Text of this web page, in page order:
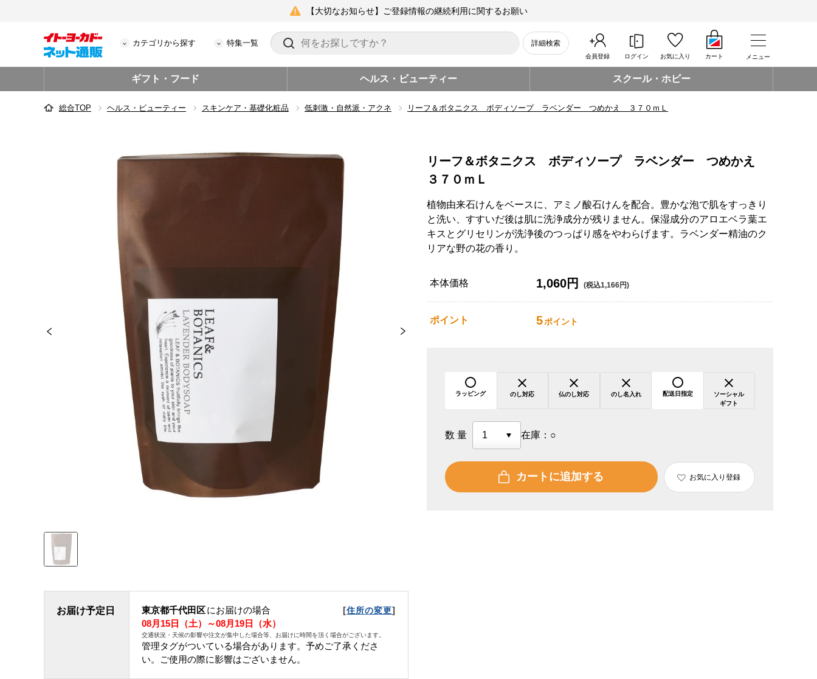
【大切なお知らせ】ご登録情報の継続利用に関するお願い
カテゴリから探す 特集一覧 詳細検索
会員登録 ログイン お気に入り カート メニュー
ギフト・フード ヘルス・ビューティー スクール・ホビー
総合TOP ヘルス・ビューティー スキンケア・基礎化粧品 低刺激・自然派・アクネ リーフ＆ボタニクス ボディソープ ラベンダー つめかえ ３７０ｍＬ
お届け予定日 東京都千代田区にお届けの場合 [住所の変更]
08月15日（土）～08月19日（水）
交通状況・天候の影響や注文が集中した場合等、お届けに時間を頂く場合がございます。
管理タグがついている場合があります。予めご了承くださ
い。ご使用の際に影響はございません。
リーフ＆ボタニクス ボディソープ ラベンダー つめかえ
３７０ｍＬ
植物由来石けんをベースに、アミノ酸石けんを配合。豊かな泡で肌をすっきり
と洗い、すすいだ後は肌に洗浄成分が残りません。保湿成分のアロエベラ葉エ
キスとグリセリンが洗浄後のつっぱり感をやわらげます。ラベンダー精油のク
リアな野の花の香り。
本体価格 1,060円 (税込1,166円)
ポイント 5ポイント
ラッピング のし対応 仏のし対応 のし名入れ 配送日指定
ソーシャル
ギフト
数量 在庫： ○
カートに追加する お気に入り登録